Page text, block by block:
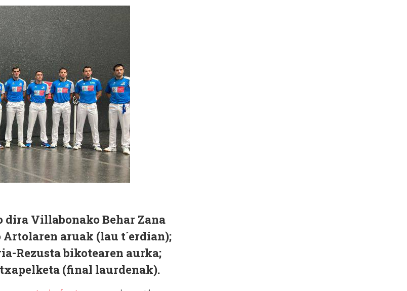
Villabonako Behar Zana
aruak (lau t´erdian);
Rezusta bikotearen aurka;
(final laurdenak).